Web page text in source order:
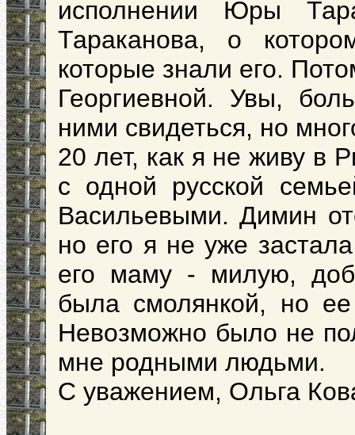
исполнении Юры
Тараканова, о
которые знали его.
Георгиевной. Увы,
ними свидеться, но
20 лет, как я не живу в
с одной русской
Васильевыми. Димин
но его я не уже
его маму - милую,
была смолянкой, но
Невозможно было не
мне родными людьми.
С уважением, Ольга